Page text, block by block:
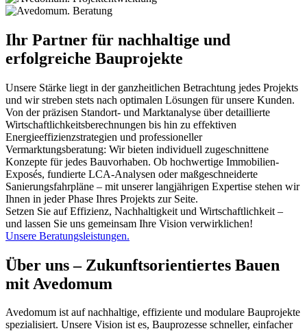
Ihr Partner für nachhaltige und
erfolgreiche Bauprojekte
Unsere Stärke liegt in der ganzheitlichen Betrachtung jedes Projekts
und wir streben stets nach optimalen Lösungen für unsere Kunden.
Von der präzisen Standort- und Marktanalyse über detaillierte
Wirtschaftlichkeitsberechnungen bis hin zu effektiven
Energieeffizienzstrategien und professioneller
Vermarktungsberatung: Wir bieten individuell zugeschnittene
Konzepte für jedes Bauvorhaben. Ob hochwertige Immobilien-
Exposés, fundierte LCA-Analysen oder maßgeschneiderte
Sanierungsfahrpläne – mit unserer langjährigen Expertise stehen wir
Ihnen in jeder Phase Ihres Projekts zur Seite.
Setzen Sie auf Effizienz, Nachhaltigkeit und Wirtschaftlichkeit –
und lassen Sie uns gemeinsam Ihre Vision verwirklichen!
Unsere Beratungsleistungen.
Über uns – Zukunftsorientiertes Bauen
mit Avedomum
Avedomum ist auf nachhaltige, effiziente und modulare Bauprojekte
spezialisiert. Unsere Vision ist es, Bauprozesse schneller, einfacher